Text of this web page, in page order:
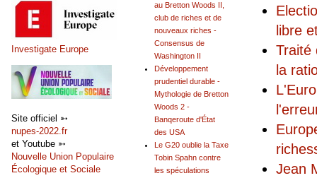
libre
Traité
la
Jean
au Bretton Woods II,
club de riches et de
nouveaux riches -
Consensus de
Washington II
Développement
prudentiel durable -
Mythologie de Bretton
Woods 2 -
Banqeroute d'État
des USA
Le G20 oublie la Taxe
Tobin Spahn contre
les spéculations
Investigate Europe
Site officiel ➳
nupes-2022.fr
et Youtube ➳
Nouvelle Union Populaire
Écologique et Sociale